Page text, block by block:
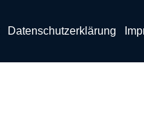
Datenschutzerklärung